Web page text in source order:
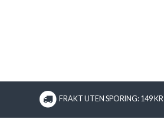
FRAKT UTEN SPORING: 149 KR